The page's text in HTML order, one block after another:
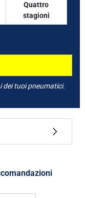
Quattro
stagioni
dei tuoi pneumatici.